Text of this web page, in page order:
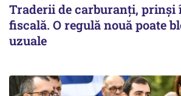
Traderii de carburanți, prinși
fiscală. O regulă nouă poate
uzuale